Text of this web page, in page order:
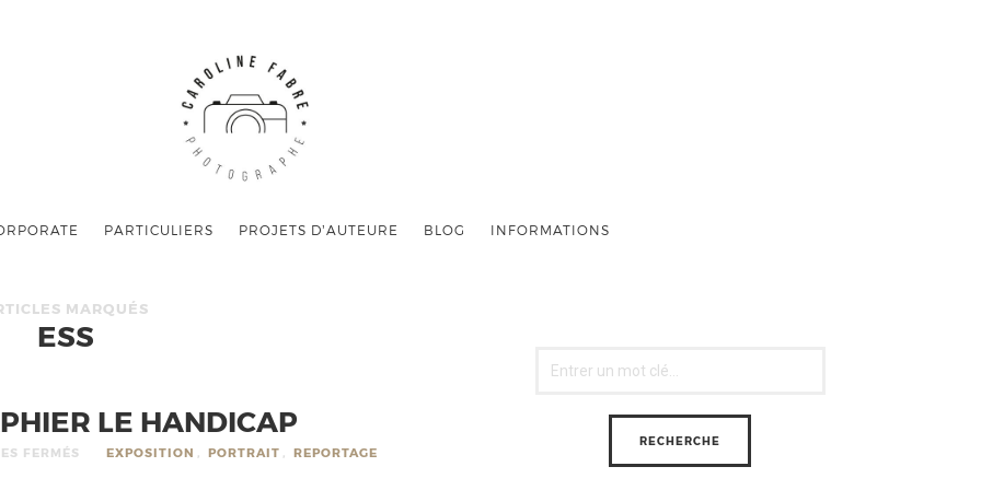
PARTICULIERS PROJETS D’AUTEURE BLOG INFORMATIONS
MARQUÉS
ESS
LE HANDICAP
FERMÉS EXPOSITION , PORTRAIT , REPORTAGE